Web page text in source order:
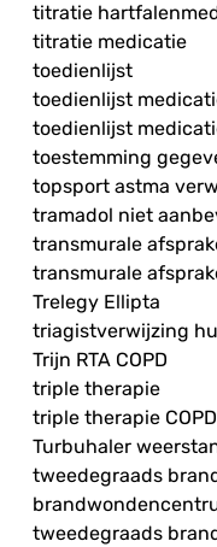
titratie
titratie medicatie
toedienlijst
toedienlijst
toedienlijst
toestemming
topsport astma
tramadol niet
transmurale
transmurale
Trelegy Ellipta
triagistverwijzing
Trijn RTA COPD
triple therapie
triple therapie
Turbuhaler
tweedegraads
tweedegraads